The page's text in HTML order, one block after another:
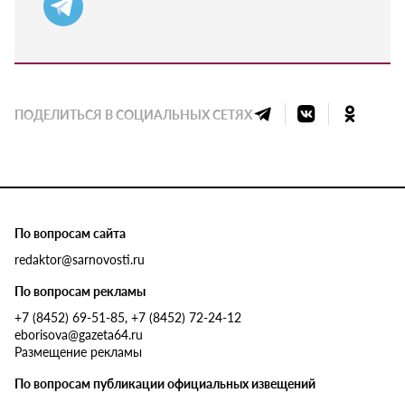
ПОДЕЛИТЬСЯ В СОЦИАЛЬНЫХ СЕТЯХ
По вопросам сайта
redaktor@sarnovosti.ru
По вопросам рекламы
+7 (8452) 69-51-85, +7 (8452) 72-24-12
eborisova@gazeta64.ru
Размещение рекламы
По вопросам публикации официальных извещений